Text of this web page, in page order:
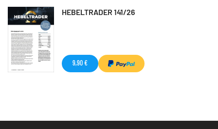
HEBELTRADER 141/26
9,90 €